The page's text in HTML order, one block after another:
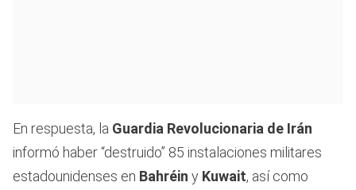
En respuesta, la Guardia Revolucionaria de Irán
informó haber “destruido” 85 instalaciones militares
estadounidenses en Bahréin y Kuwait, así como